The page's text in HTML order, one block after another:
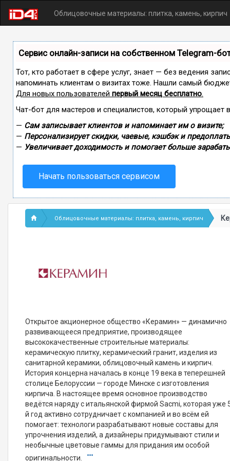
Облицовочные материалы: плитка, камень, кирпич
Сервис онлайн-записи на собственном Telegram-
Тот, кто работает в сфере услуг, знает — без ведения
напоминать клиентам о визитах тоже. Нашли самый
Для новых пользователей первый месяц бесплатно.
Чат-бот для мастеров и специалистов, который упрощает
— Сам записывает клиентов и напоминает им о визите;
— Персонализирует скидки, чаевые, кэшбэк и
— Увеличивает доходимость и помогает больше
Начать пользоваться сервисом
Облицовочные материалы: плитка, камень, кирпич
Открытое акционерное общество «Керамин» — динамично
развивающееся предприятие, производящее
высококачественные строительные материалы:
керамическую плитку, керамический гранит, изделия из
санитарной керамики, облицовочный камень и кирпич.
История концерна началась в конце 19 века в теперешней
столице Белоруссии — городе Минске с изготовления
кирпича. В настоящее время основное производство
ведётся наряду с итальянской фирмой Sacmi, которая уже
й год активно сотрудничает с компанией и во всём ей
помогает: технологи разрабатывают новые составы для
упрочнения изделий, а дизайнеры придумывают стили и
необычные цветовые гаммы для придания им особой
оригинальности.